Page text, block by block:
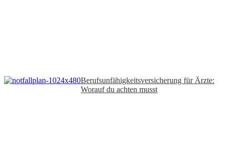
Berufsunfähigkeitsversicherung für Ärzte:
Worauf du achten musst